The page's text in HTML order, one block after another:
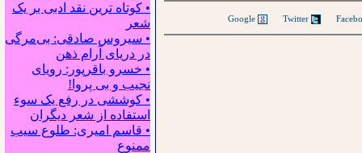
• کوتاه ترین نقد ادبی بر یک
شعر
• سیروس صادقی: بی‌مرگی
در دریای آرام ذهن
• خسرو باقرپور: ﺭوﻳﺎﻯ
ﻧﺠﻴﺐ ﻭ ﺑﻰ ﭘﺮﻭﺍ!
• کوششی در رفع یک سوء
استفاده از شعر دیگران
• قاسم امیری: طلوع سیب
ممنوع
Twitter
Google